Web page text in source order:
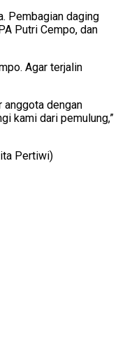
Pembagian daging
Putri Cempo, dan
Agar terjalin
anggota dengan
kami dari pemulung,”
Pertiwi)